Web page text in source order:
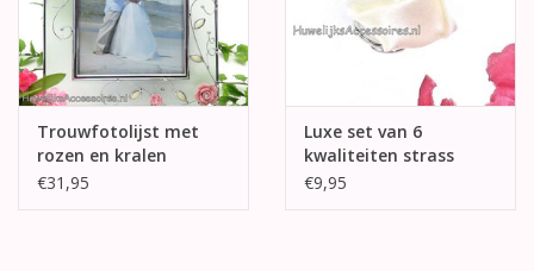
Trouwfotolijst met
rozen en kralen
€31,95
Luxe set van 6
kwaliteiten strass
curlies
€9,95